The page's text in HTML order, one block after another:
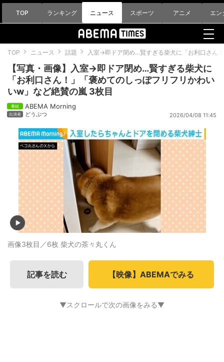
TOP ランキング ニュース スポーツ アニメ エン
TOP ニュース 話題 入室→即ドア閉め…賢すぎる柴犬に「お利口さん
【写真・画像】入室→即ドア閉め…賢すぎる柴犬に
「お利口さん！」「褒めてのしっぽフリフリかわい
いw」など絶賛の嵐 3枚目
ABEMA Morning
どうぶつ 2026/04/08 11:45
画像3枚目／6枚 柴犬の茶々丸くん
記事を読む 【映像】ABEMAでみる
▼スクロールで次の画像をみる▼